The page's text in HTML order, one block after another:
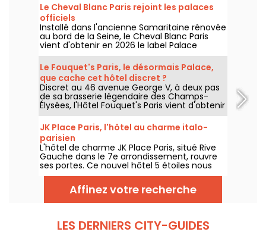
Le Cheval Blanc Paris rejoint les palaces
officiels
Installé dans l'ancienne Samaritaine rénovée
au bord de la Seine, le Cheval Blanc Paris
vient d'obtenir en 2026 le label Palace
décerné par Atout France, une distinction
qui couronne cinq ans d'une adresse qui a
profondément renouvelé les codes du luxe
à Paris. On vous dit pourquoi ce haut mérite
amplement la distinction.
Le Fouquet's Paris, le désormais Palace,
que cache cet hôtel discret ?
Discret au 46 avenue George V, à deux pas
de sa brasserie légendaire des Champs-
Élysées, l'Hôtel Fouquet's Paris vient d'obtenir
en 2026 le label Palace décerné par Atout
France, rejoignant le cercle très fermé des
33 établissements d'exception en France. Si
vous ne le connaissez pas, on vous dit tout
sur ce lieu qui ne manque pas d'atouts.
JK Place Paris, l'hôtel au charme italo-
parisien
L'hôtel de charme JK Place Paris, situé Rive
Gauche dans le 7e arrondissement, rouvre
ses portes. Ce nouvel hôtel 5 étoiles nous
propose une trentaine de suites et de
chambres dans un style contemporain et
design. Au programme également, un
restaurant Italien nommé Casa Tua, qui
Affinez votre recherche
LES DERNIERS CITY-GUIDES